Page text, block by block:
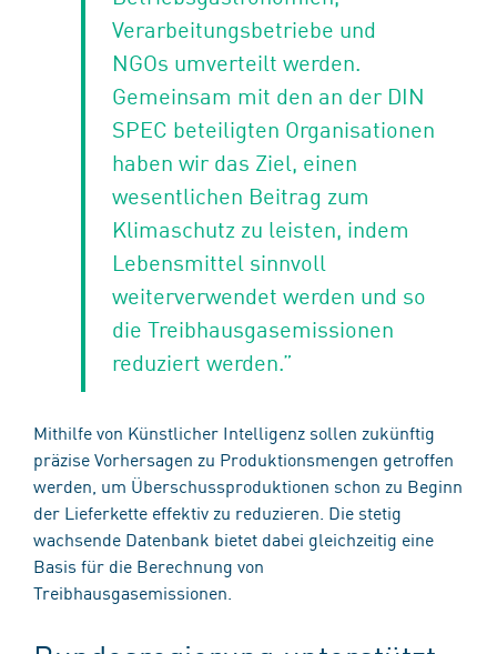
Verarbeitungsbetriebe und
NGOs​ umverteilt werden.
Gemeinsam mit den an der DIN
SPEC beteiligten Organisationen
haben wir das Ziel, einen
wesentlichen Beitrag zum
Klimaschutz zu leisten, indem
Lebensmittel sinnvoll
weiterverwendet werden und so
die Treibhausgasemissionen
reduziert werden.”
Mithilfe von Künstlicher Intelligenz sollen zukünftig
präzise Vorhersagen zu Produktionsmengen getroffen
werden, um Überschussproduktionen schon zu Beginn
der Lieferkette effektiv zu reduzieren. Die stetig
wachsende Datenbank bietet dabei gleichzeitig eine
Basis für die Berechnung von
Treibhausgasemissionen.